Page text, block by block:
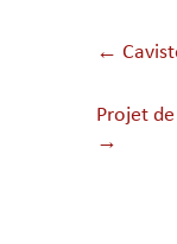
←
Projet
→